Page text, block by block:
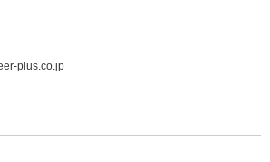
plus.co.jp